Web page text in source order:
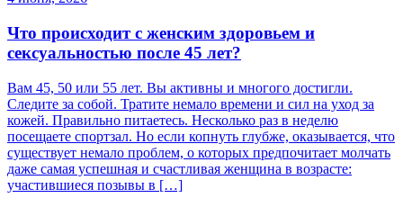
Что происходит с женским здоровьем и
сексуальностью после 45 лет?
Вам 45, 50 или 55 лет. Вы активны и многого достигли.
Следите за собой. Тратите немало времени и сил на уход за
кожей. Правильно питаетесь. Несколько раз в неделю
посещаете спортзал. Но если копнуть глубже, оказывается, что
существует немало проблем, о которых предпочитает молчать
даже самая успешная и счастливая женщина в возрасте:
участившиеся позывы в […]